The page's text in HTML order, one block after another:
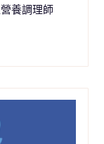
養調理師